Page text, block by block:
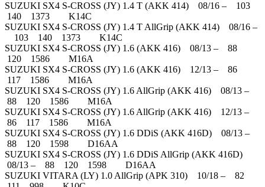
SUZUKI SX4 S-CROSS (JY) 1.4 T (AKK 414) 08/16 – 103
140 1373 K14C
SUZUKI SX4 S-CROSS (JY) 1.4 T AllGrip (AKK 414) 08/16 –
103 140 1373 K14C
SUZUKI SX4 S-CROSS (JY) 1.6 (AKK 416) 08/13 – 88
120 1586 M16A
SUZUKI SX4 S-CROSS (JY) 1.6 (AKK 416) 12/13 – 86
117 1586 M16A
SUZUKI SX4 S-CROSS (JY) 1.6 AllGrip (AKK 416) 08/13 –
88 120 1586 M16A
SUZUKI SX4 S-CROSS (JY) 1.6 AllGrip (AKK 416) 12/13 –
86 117 1586 M16A
SUZUKI SX4 S-CROSS (JY) 1.6 DDiS (AKK 416D) 08/13 –
88 120 1598 D16AA
SUZUKI SX4 S-CROSS (JY) 1.6 DDiS AllGrip (AKK 416D)
08/13 – 88 120 1598 D16AA
SUZUKI VITARA (LY) 1.0 AllGrip (APK 310) 10/18 – 82